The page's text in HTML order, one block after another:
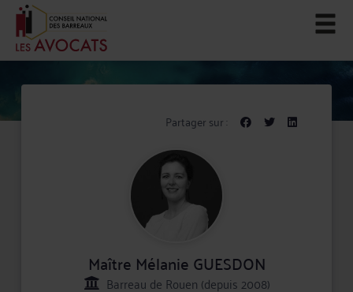
Partager sur :
Maître Mélanie GUESDON
Barreau de Rouen (depuis 2008)